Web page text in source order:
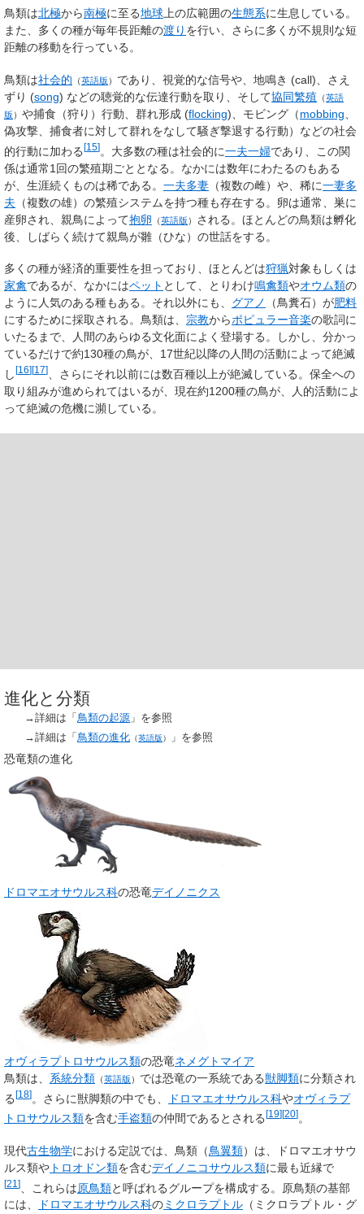
鳥類は北極から南極に至る地球上の広範囲の生態系に生息している。
また、多くの種が毎年長距離の渡り を行い、さらに多くが不規則な短
距離の移動を行っている。
鳥類は社会的 （英語版 ） であり、視覚的な信号や、地鳴き (call)、さえ
ずり (song) などの聴覚的な伝達行動を取り、そして協同繁殖 （英語
版 ） や捕食（狩り）行動、群れ形成 (flocking)、モビング（mobbing
偽攻撃、捕食者に対して群れをなして騒ぎ撃退する行動）などの社会
的行動に加わる [15] 。大多数の種は社会的に一夫一婦であり、この関
係は通常1回の繁殖期ごととなる。なかには数年にわたるのもある
が、生涯続くものは稀である。 一夫多妻 （複数の雌）や、稀に一妻多
夫 （複数の雄）の繁殖システムを持つ種も存在する。卵は通常、巣に
産卵され、親鳥によって抱卵 （英語版 ） される。ほとんどの鳥類は孵化
後、しばらく続けて親鳥が雛（ひな）の世話をする。
多くの種が経済的重要性を担っており、ほとんどは狩猟対象もしくは
家禽であるが、なかにはペット として、とりわけ鳴禽類やオウム類の
ように人気のある種もある。それ以外にも、 グアノ （鳥糞石）が肥料
にするために採取される。鳥類は、 宗教からポピュラー音楽の歌詞に
いたるまで、人間のあらゆる文化面によく登場する。しかし、分かっ
ているだけで約130種の鳥が、17世紀以降の人間の活動によって絶滅
し [16][17]
、さらにそれ以前には数百種以上が絶滅している。保全への
取り組みが進められてはいるが、現在約1200種の鳥が、人的活動によ
って絶滅の危機に瀕している。
進化と分類
→詳細は「鳥類の起源 」を参照
→詳細は「鳥類の進化 （英語版） 」を参照
恐竜類の進化
ドロマエオサウルス科の恐竜デイノニクス
オヴィラプトロサウルス類の恐竜ネメグトマイア
鳥類は、 系統分類 （英語版 ） では恐竜の一系統である獣脚類に分類され
る[18]。さらに獣脚類の中でも、 ドロマエオサウルス科やオヴィラプ
トロサウルス類を含む手盗類の仲間であるとされる [19][20] 。
現代古生物学における定説では、鳥類（鳥翼類）は、ドロマエオサウ
ルス類や トロオドン類を含むデイノニコサウルス類に最も近縁で
[21 ] 、これらは原鳥類と呼ばれるグループを構成する。原鳥類の基部
には、
ドロマエオサウルス科のミクロラプトル （ミクロラプトル・グ